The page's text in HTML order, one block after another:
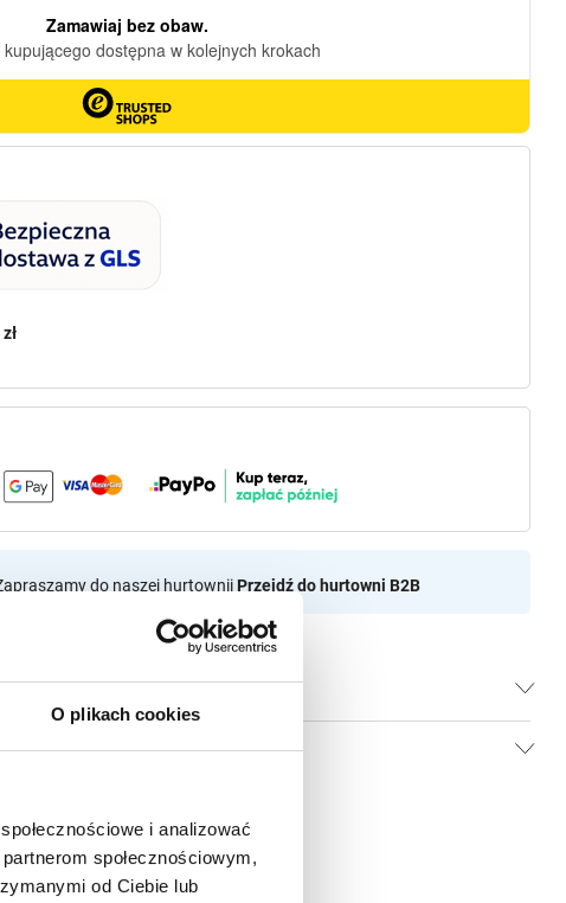
O plikach cookies
i analizować
społecznościowym,
od Ciebie lub
do naszej hurtowniiPrzejdź do hurtowni B2B